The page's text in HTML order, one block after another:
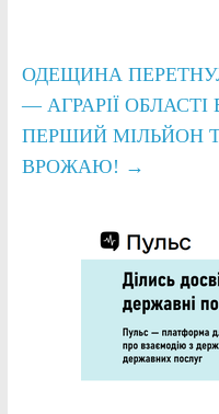
ОДЕЩИНА
— АГРАРІЇ
ПЕРШИЙ МІЛЬЙОН
ВРОЖАЮ! →